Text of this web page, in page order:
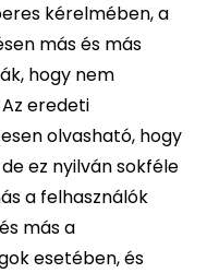
kérelmében, a
más és más
hogy nem
eredeti
olvasható, hogy
de ez nyilván sokféle
a felhasználók
más a
esetében, és